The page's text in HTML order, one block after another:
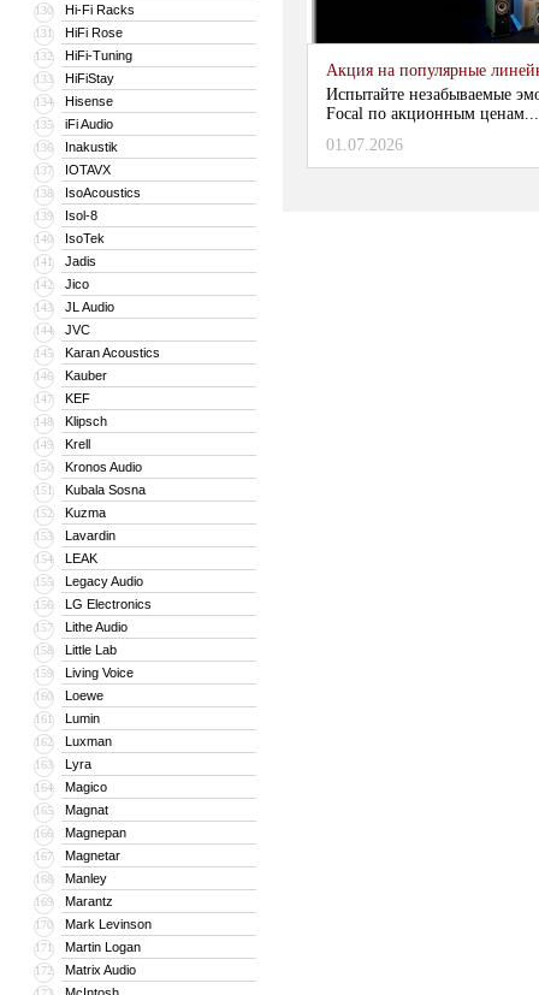
130 Hi-Fi Racks
131 HiFi Rose
132 HiFi-Tuning
133 HiFiStay
134 Hisense
135 iFi Audio
136 Inakustik
137 IOTAVX
138 IsoAcoustics
139 Isol-8
140 IsoTek
141 Jadis
142 Jico
143 JL Audio
144 JVC
145 Karan Acoustics
146 Kauber
147 KEF
148 Klipsch
149 Krell
150 Kronos Audio
151 Kubala Sosna
152 Kuzma
153 Lavardin
154 LEAK
155 Legacy Audio
156 LG Electronics
157 Lithe Audio
158 Little Lab
159 Living Voice
160 Loewe
161 Lumin
162 Luxman
163 Lyra
164 Magico
165 Magnat
166 Magnepan
167 Magnetar
168 Manley
169 Marantz
170 Mark Levinson
171 Martin Logan
172 Matrix Audio
Акция на популярные
Испытайте незабываемые
Focal по акционным
01.07.2026